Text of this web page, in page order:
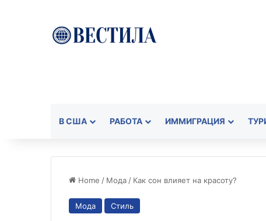
В США РАБОТА ИММИГРАЦИЯ
Home / Мода / Как сон влияет на красоту?
Мода Стиль